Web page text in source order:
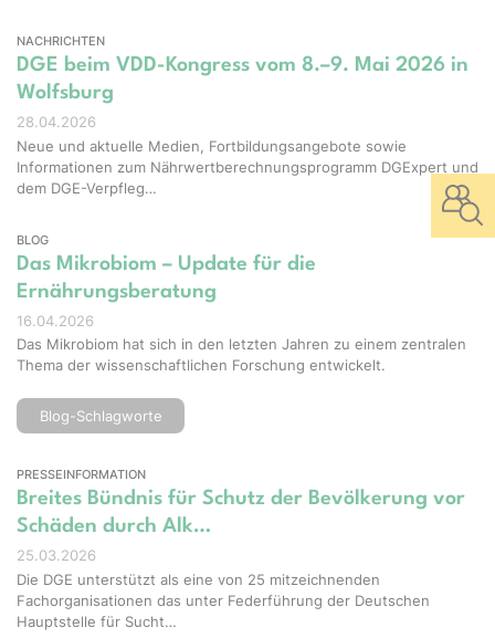
NACHRICHTEN
DGE beim VDD-Kongress vom 8.–9. Mai 2026 in
Wolfsburg
28.04.2026
Neue und aktuelle Medien, Fortbildungsangebote sowie
Informationen zum Nährwertberechnungsprogramm DGExpert und
dem DGE-Verpfleg…
BLOG
Das Mikrobiom – Update für die
Ernährungsberatung
16.04.2026
Das Mikrobiom hat sich in den letzten Jahren zu einem zentralen
Thema der wissenschaftlichen Forschung entwickelt.
Blog-Schlagworte
PRESSEINFORMATION
Breites Bündnis für Schutz der Bevölkerung vor
Schäden durch Alk…
25.03.2026
Die DGE unterstützt als eine von 25 mitzeichnenden
Fachorganisationen das unter Federführung der Deutschen
Hauptstelle für Sucht…